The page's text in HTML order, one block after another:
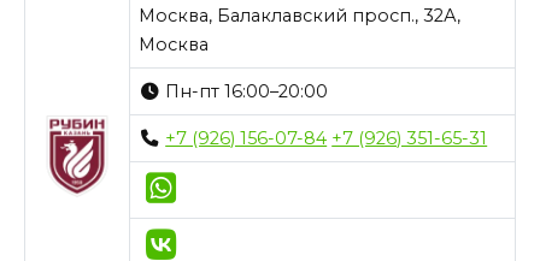
Москва, Балаклавский просп., 32А,
Москва
Пн-пт 16:00–20:00
+7 (926) 156-07-84 +7 (926) 351-65-31